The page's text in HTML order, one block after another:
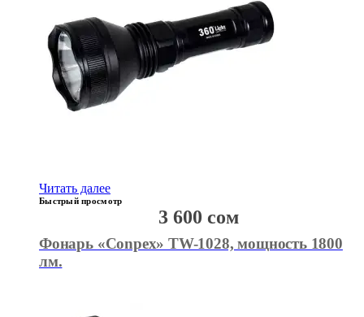
Читать далее
Быстрый просмотр
Фонарь «Conpex» TW-1028, мощность 1800
лм.
3 600 сом